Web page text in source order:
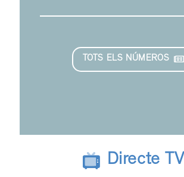
TOTS ELS NÚMEROS
Directe TV